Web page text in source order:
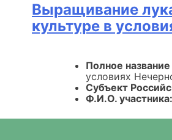
Выращивание
культуре в
Полное
условиях
Субъект
Ф.И.О. участника: